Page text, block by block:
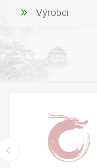
Výrobci